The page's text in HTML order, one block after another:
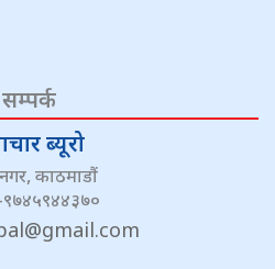
सम्पर्क
ब्यूरो
काठमाडौं